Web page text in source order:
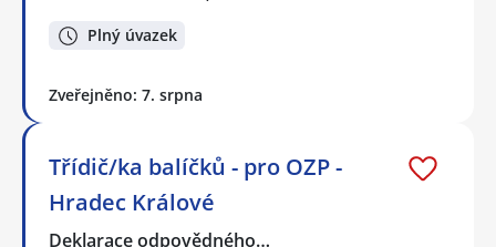
Plný úvazek
Zveřejněno: 7. srpna
Třídič/ka balíčků - pro OZP -
Hradec Králové
Deklarace odpovědného…